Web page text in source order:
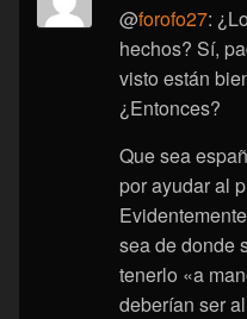
@forofo27:
hechos? Sí,
visto están
¿Entonces?
Que sea
por ayudar al
sea de donde
tenerlo «a
deberían ser